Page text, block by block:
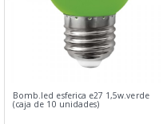
Bomb.led esferica e27 1,5w.verde
(caja de 10 unidades)